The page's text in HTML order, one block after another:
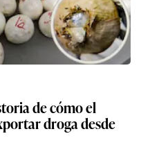
de cómo el
droga desde